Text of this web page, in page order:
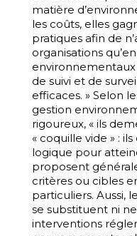
matière
les coûts, elles
pratiques afin de
organisations
de suivi et de
efficaces. » Selon
gestion
rigoureux, « ils
« coquille vide » :
logique pour
proposent
critères ou cibles
particuliers. Aussi,
se substituent ni
interventions